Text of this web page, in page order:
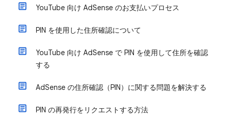
YouTube 向け AdSense のお支払いプロセス
PIN を使用した住所確認について
YouTube 向け AdSense で PIN を使用して住所を確認
する
AdSense の住所確認（PIN）に関する問題を解決する
PIN の再発行をリクエストする方法